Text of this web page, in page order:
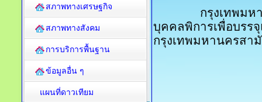
บุคคลพิการเพื่อบรร
กรุงเทพมหานครสา
สภาพทางเศรษฐกิจ
สภาพทางสังคม
การบริการพื้นฐาน
ข้อมูลอื่น ๆ
แผนที่ดาวเทียม